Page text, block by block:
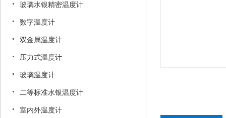
玻璃水银精密温度计
数字温度计
双金属温度计
压力式温度计
玻璃温度计
二等标准水银温度计
室内外温度计